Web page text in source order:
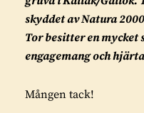
skyddet av Natura
Tor besitter en mycket
engagemang och
Mången tack!